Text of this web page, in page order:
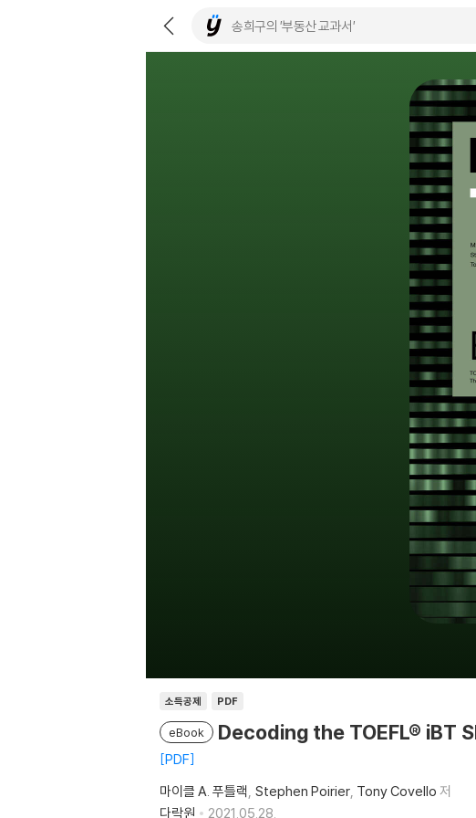
소득공제 PDF
eBook Decoding the TOEFL® iBT
PDF
마이클 A. 푸틀랙 Stephen Poirier Tony Covello 저
다락원
2021.05.28.